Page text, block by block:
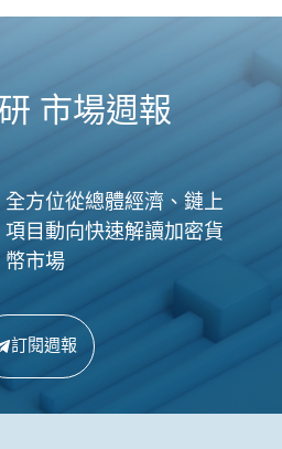
市場週報
方位從總體經濟、鏈上
目動向快速解讀加密貨
幣市場
訂閱週報